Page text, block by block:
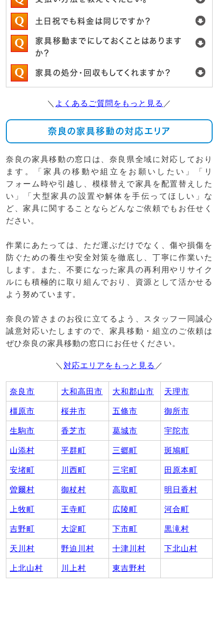
土日祝でも料金は同じですか？
家具移動までにしておくことはあります
か？
家具の処分・回収もしてくれますか？
＼ よくあるご質問をもっと見る ／
奈良の家具移動の対応エリア
奈良の家具移動の窓口は、奈良県全域に対応しており
ます。「家具の移動や組立をお願いしたい」「リ
フォーム時や引越し、模様替えで家具を配置替えした
い」「大型家具の設置や解体を手伝ってほしい」な
ど、家具に関することならどんなご依頼でもお任せく
ださい。
作業にあたっては、ただ運ぶだけでなく、傷や損傷を
防ぐための養生や安全対策を徹底し、丁寧に作業いた
します。また、不要になった家具の再利用やリサイク
ルにも積極的に取り組んでおり、資源として活かせる
よう努めています。
奈良の皆さまのお役に立てるよう、スタッフ一同誠心
誠意対応いたしますので、家具移動・組立のご依頼は
ぜひ奈良の家具移動の窓口にお任せください。
＼ 対応エリアをもっと見る ／
奈良市 大和高田市 大和郡山市 天理市
橿原市 桜井市 五條市 御所市
生駒市 香芝市 葛城市 宇陀市
山添村 平群町 三郷町 斑鳩町
安堵町 川西町 三宅町 田原本町
曽爾村 御杖村 高取町 明日香村
上牧町 王寺町 広陵町 河合町
吉野町 大淀町 下市町 黒滝村
天川村 野迫川村 十津川村 下北山村
上北山村 川上村 東吉野村